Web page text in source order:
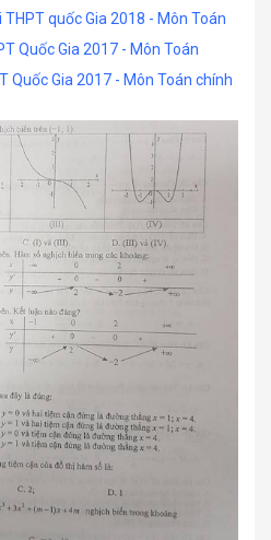
quốc Gia 2018 - Môn Toán
Quốc Gia 2017 - Môn Toán
Quốc Gia 2017 - Môn Toán chính